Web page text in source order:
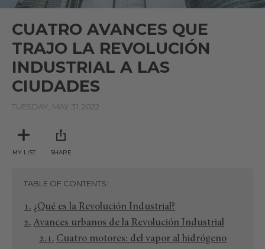
CUATRO AVANCES QUE
TRAJO LA REVOLUCIÓN
INDUSTRIAL A LAS
CIUDADES
TUESDAY, MAY 31, 2022
MY LIST SHARE
TABLE OF CONTENTS
¿Qué es la Revolución Industrial?
Avances urbanos de la Revolución Industrial
Cuatro motores: del vapor al hidrógeno